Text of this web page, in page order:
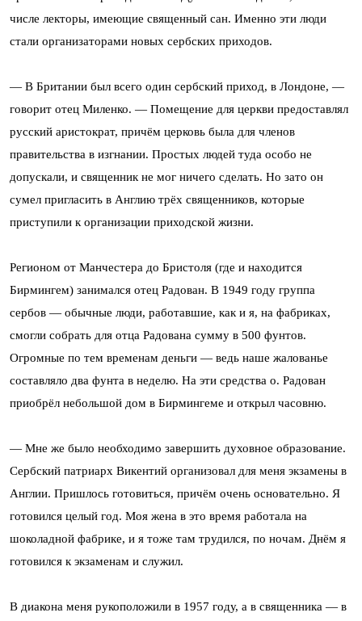
числе лекторы, имеющие священный сан. Именно эти люди
стали организаторами новых сербских приходов.
— В Британии был всего один сербский приход, в Лондоне, —
говорит отец Миленко. — Помещение для церкви предоставлял
русский аристократ, причём церковь была для членов
правительства в изгнании. Простых людей туда особо не
допускали, и священник не мог ничего сделать. Но зато он
сумел пригласить в Англию трёх священников, которые
приступили к организации приходской жизни.
Регионом от Манчестера до Бристоля (где и находится
Бирмингем) занимался отец Радован. В 1949 году группа
сербов — обычные люди, работавшие, как и я, на фабриках,
смогли собрать для отца Радована сумму в 500 фунтов.
Огромные по тем временам деньги — ведь наше жалованье
составляло два фунта в неделю. На эти средства о. Радован
приобрёл небольшой дом в Бирмингеме и открыл часовню.
— Мне же было необходимо завершить духовное образование.
Сербский патриарх Викентий организовал для меня экзамены в
Англии. Пришлось готовиться, причём очень основательно. Я
готовился целый год. Моя жена в это время работала на
шоколадной фабрике, и я тоже там трудился, по ночам. Днём я
готовился к экзаменам и служил.
В диакона меня рукоположили в 1957 году, а в священника — в